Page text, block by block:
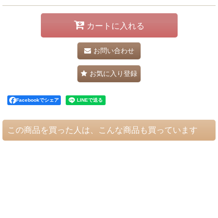
カートに入れる
お問い合わせ
お気に入り登録
Facebookでシェア
この商品を買った人は、こんな商品も買っています